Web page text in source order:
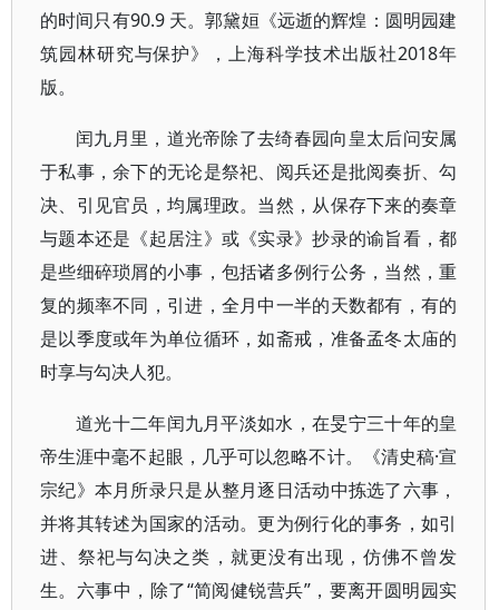
的时间只有90.9 天。郭黛姮《远逝的辉煌：圆明园建
筑园林研究与保护》，上海科学技术出版社2018年
版。
闰九月里，道光帝除了去绮春园向皇太后问安属
于私事，余下的无论是祭祀、阅兵还是批阅奏折、勾
决、引见官员，均属理政。当然，从保存下来的奏章
与题本还是《起居注》或《实录》抄录的谕旨看，都
是些细碎琐屑的小事，包括诸多例行公务，当然，重
复的频率不同，引进，全月中一半的天数都有，有的
是以季度或年为单位循环，如斋戒，准备孟冬太庙的
时享与勾决人犯。
道光十二年闰九月平淡如水，在旻宁三十年的皇
帝生涯中毫不起眼，几乎可以忽略不计。《清史稿·宣
宗纪》本月所录只是从整月逐日活动中拣选了六事，
并将其转述为国家的活动。更为例行化的事务，如引
进、祭祀与勾决之类，就更没有出现，仿佛不曾发
生。六事中，除了“简阅健锐营兵”，要离开圆明园实